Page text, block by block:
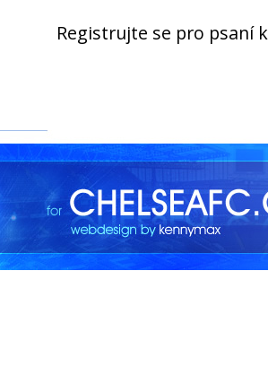
Registrujte se pro psaní